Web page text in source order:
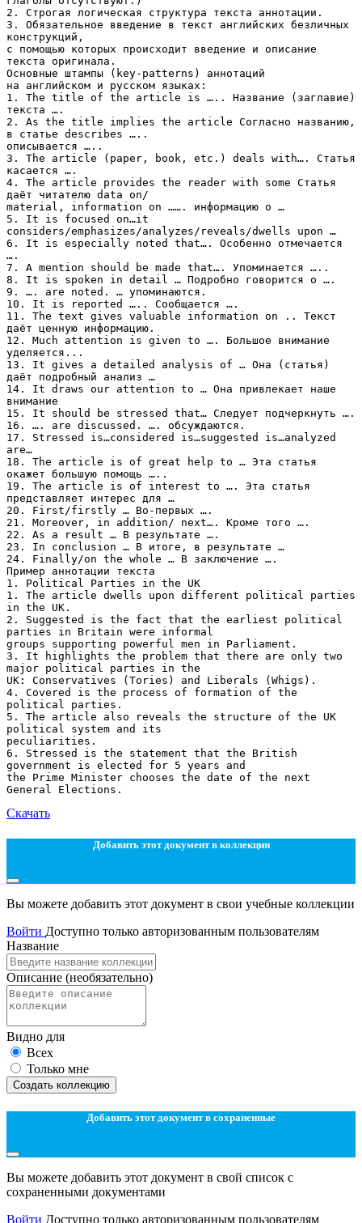
2. Строгая логическая структура текста аннотации.
3. Обязательное введение в текст английских безличных
конструкций,
с помощью которых происходит введение и описание
текста оригинала.
Основные штампы (key-patterns) аннотаций
на английском и русском языках:
1. The title of the article is ….. Название (заглавие)
текста ….
2. As the title implies the article Согласно названию,
в статье describes …..
описывается …..
3. The article (paper, book, etc.) deals with…. Статья
касается ….
4. The article provides the reader with some Статья
даёт читателю data on/
material, information on ……. информацию о …
5. It is focused on…it
considers/emphasizes/analyzes/reveals/dwells upon …
6. It is especially noted that…. Особенно отмечается
….
7. A mention should be made that…. Упоминается …..
8. It is spoken in detail … Подробно говорится о ….
9. …. are noted. … упоминаются.
10. It is reported ….. Сообщается ….
11. The text gives valuable information on .. Текст
даёт ценную информацию.
12. Much attention is given to …. Большое внимание
уделяется...
13. It gives a detailed analysis of … Она (статья)
даёт подробный анализ …
14. It draws our attention to … Она привлекает наше
внимание
15. It should be stressed that… Следует подчеркнуть ….
16. …. are discussed. …. обсуждаются.
17. Stressed is…considered is…suggested is…analyzed
are…
18. The article is of great help to … Эта статья
окажет большую помощь …..
19. The article is of interest to …. Эта статья
представляет интерес для …
20. First/firstly … Во-первых ….
21. Moreover, in addition/ next…. Кроме того ….
22. As a result … В результате ….
23. In conclusion … В итоге, в результате …
24. Finally/on the whole … В заключение ….
Пример аннотации текста
1. Political Parties in the UK
1. The article dwells upon different political parties
in the UK.
2. Suggested is the fact that the earliest political
parties in Britain were informal
groups supporting powerful men in Parliament.
3. It highlights the problem that there are only two
major political parties in the
UK: Conservatives (Tories) and Liberals (Whigs).
4. Covered is the process of formation of the
political parties.
5. The article also reveals the structure of the UK
political system and its
peculiarities.
6. Stressed is the statement that the British
government is elected for 5 years and
the Prime Minister chooses the date of the next
Скачать
Добавить этот документ в коллекции
Вы можете добавить этот документ в свои учебные коллекции
Войти Доступно только авторизованным пользователям
Название
Описание (необязательно)
Видно для
Всех
Только мне
Создать коллекцию
Добавить этот документ в сохраненные
Вы можете добавить этот документ в свой список с
сохраненными документами
Войти Доступно только авторизованным пользователям